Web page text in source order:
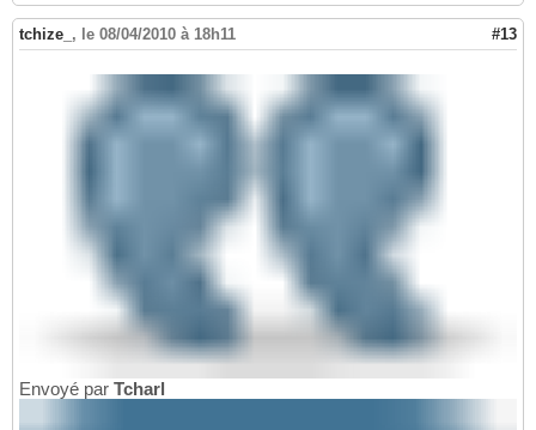
tchize_ , le 08/04/2010 à 18h11 #13
Envoyé par Tcharl